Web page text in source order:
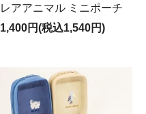
レアアニマル ミニポーチ
1,400円(税込1,540円)